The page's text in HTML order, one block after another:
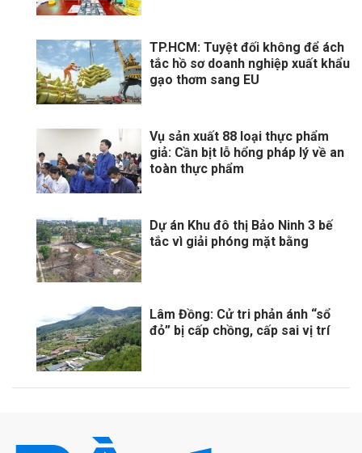
TP.HCM: Tuyệt đối không để ách
tắc hồ sơ doanh nghiệp xuất khẩu
gạo thơm sang EU
Vụ sản xuất 88 loại thực phẩm
giả: Cần bịt lỗ hổng pháp lý về an
toàn thực phẩm
Dự án Khu đô thị Bảo Ninh 3 bế
tắc vì giải phóng mặt bằng
Lâm Đồng: Cử tri phản ánh “sổ
đỏ” bị cấp chồng, cấp sai vị trí